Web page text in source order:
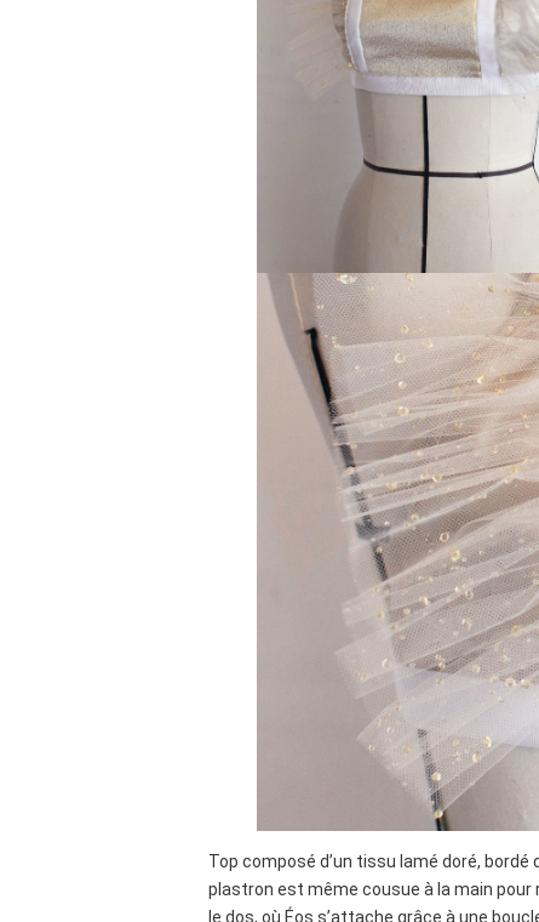
Top composé d’un tissu lamé doré, bordé
plastron est même cousue à la main
le dos, où Éos s’attache grâce à une